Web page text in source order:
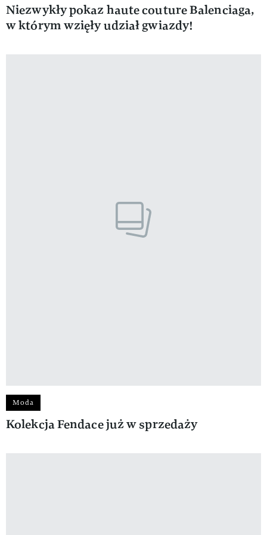
Niezwykły pokaz haute couture Balenciaga,
w którym wzięły udział gwiazdy!
Moda
Kolekcja Fendace już w sprzedaży